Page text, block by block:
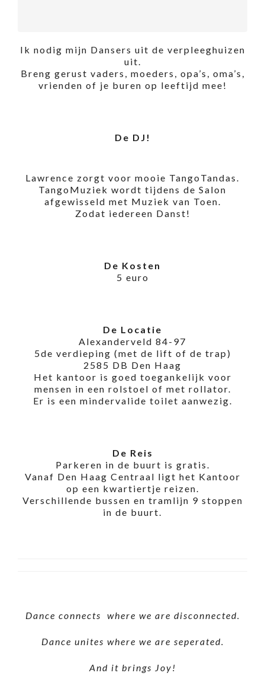
Ik nodig mijn Dansers uit de verpleeghuizen
uit.
Breng gerust vaders, moeders, opa’s, oma’s,
vrienden of je buren op leeftijd mee!
De DJ!
Lawrence zorgt voor mooie TangoTandas.
TangoMuziek wordt tijdens de Salon
afgewisseld met Muziek van Toen.
Zodat iedereen Danst!
De Kosten
5 euro
De Locatie
Alexanderveld 84-97
5de verdieping (met de lift of de trap)
2585 DB Den Haag
Het kantoor is goed toegankelijk voor
mensen in een rolstoel of met rollator.
Er is een mindervalide toilet aanwezig.
De Reis
Parkeren in de buurt is gratis.
Vanaf Den Haag Centraal ligt het Kantoor
op een kwartiertje reizen.
Verschillende bussen en tramlijn 9 stoppen
in de buurt.
Dance connects where we are disconnected.
Dance unites where we are seperated.
And it brings Joy!